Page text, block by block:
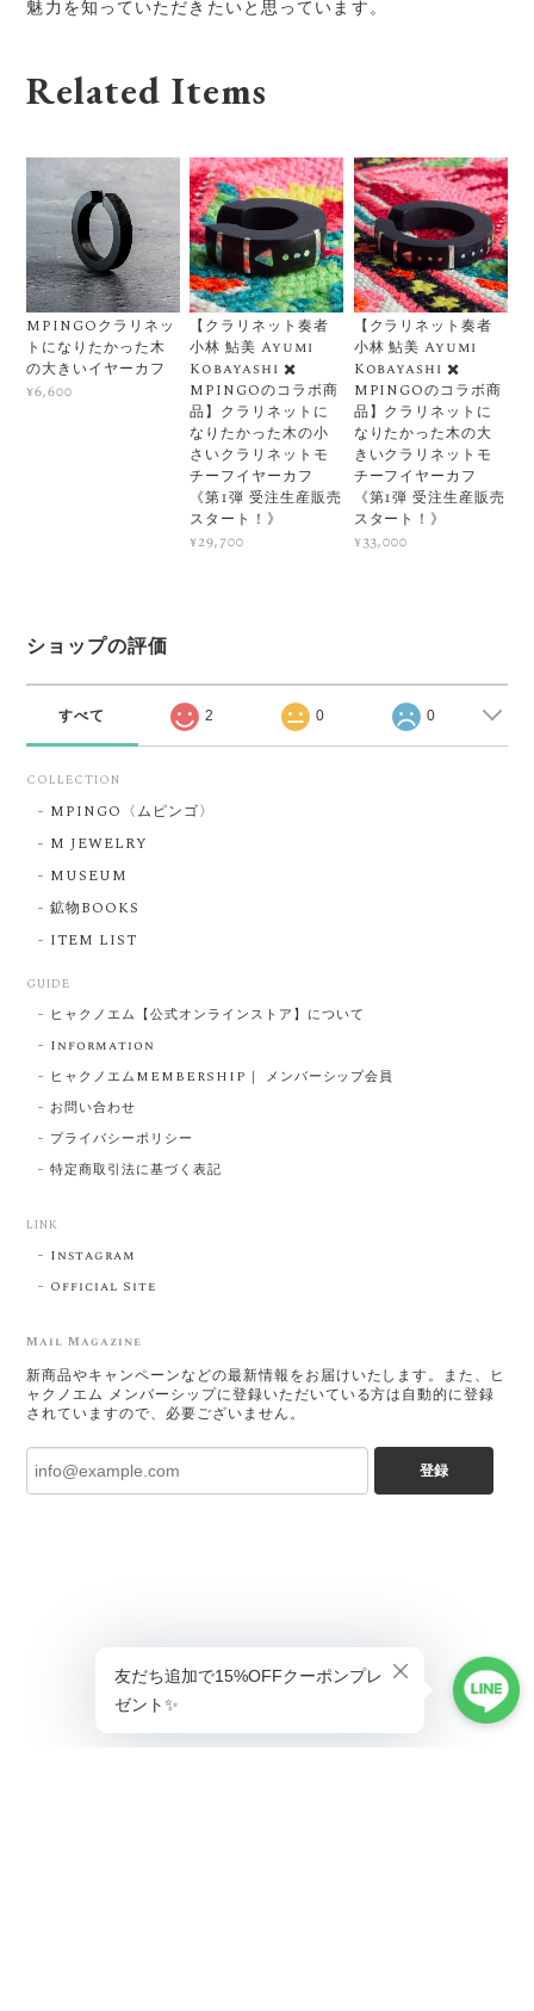
魅力を知っていただきたいと思っています。
Related Items
MPINGOクラリネッ
トになりたかった木
の大きいイヤーカフ
¥6,600
【クラリネット奏者
小林 鮎美 Ayumi
Kobayashi ✖️
MPINGOのコラボ商
品】クラリネットに
なりたかった木の小
さいクラリネットモ
チーフイヤーカフ
《第1弾 受注生産販売
スタート！》
¥29,700
【クラリネット奏者
小林 鮎美 Ayumi
Kobayashi ✖️
MPINGOのコラボ商
品】クラリネットに
なりたかった木の大
きいクラリネットモ
チーフイヤーカフ
《第1弾 受注生産販売
スタート！》
¥33,000
ショップの評価
すべて 2 0 0
COLLECTION
MPINGO〈ムピンゴ〉
M JEWELRY
MUSEUM
鉱物BOOKS
ITEM LIST
GUIDE
ヒャクノエム【公式オンラインストア】について
Information
ヒャクノエムMEMBERSHIP｜ メンバーシップ会員
お問い合わせ
プライバシーポリシー
特定商取引法に基づく表記
LINK
Instagram
Official Site
Mail Magazine
新商品やキャンペーンなどの最新情報をお届けいたします。また、ヒ
ャクノエム メンバーシップに登録いただいている方は自動的に登録
されていますので、必要ございません。
登録